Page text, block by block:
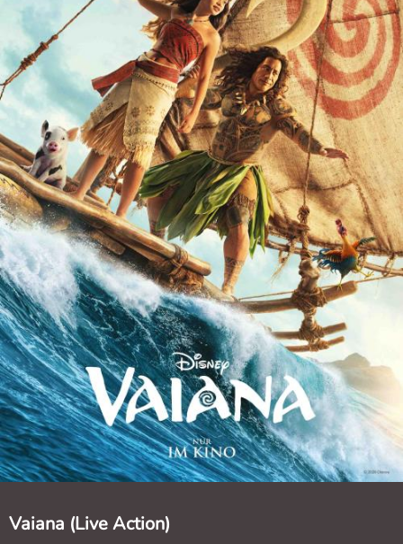
Vaiana (Live Action)